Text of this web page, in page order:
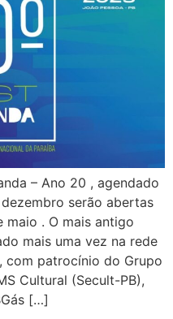
– Ano 20 , agendado
serão abertas
maio . O mais antigo
mais uma vez na rede
com patrocínio do Grupo
Cultural (Secult-PB),
[…]